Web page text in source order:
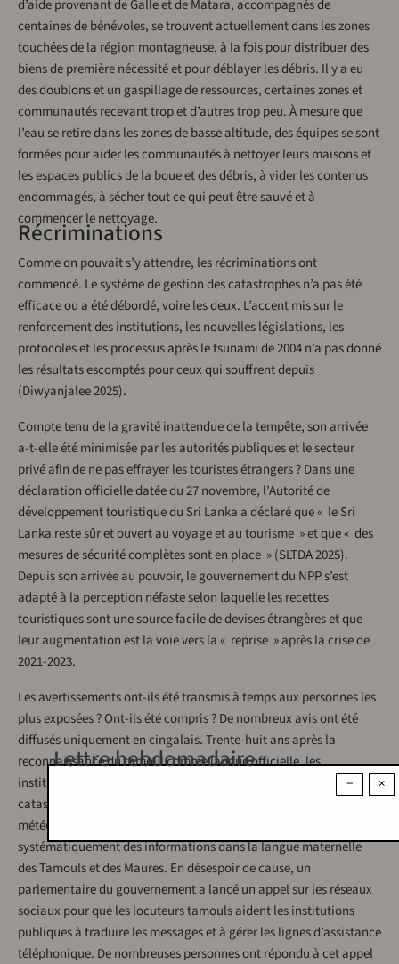
d’aide provenant de Galle et de Matara, accompagnés de
centaines de bénévoles, se trouvent actuellement dans les zones
touchées de la région montagneuse, à la fois pour distribuer des
biens de première nécessité et pour déblayer les débris. Il y a eu
des doublons et un gaspillage de ressources, certaines zones et
communautés recevant trop et d’autres trop peu. À mesure que
l’eau se retire dans les zones de basse altitude, des équipes se sont
formées pour aider les communautés à nettoyer leurs maisons et
les espaces publics de la boue et des débris, à vider les contenus
endommagés, à sécher tout ce qui peut être sauvé et à
commencer le nettoyage.
Récriminations
Comme on pouvait s’y attendre, les récriminations ont
commencé. Le système de gestion des catastrophes n’a pas été
efficace ou a été débordé, voire les deux. L’accent mis sur le
renforcement des institutions, les nouvelles législations, les
protocoles et les processus après le tsunami de 2004 n’a pas donné
les résultats escomptés pour ceux qui souffrent depuis
(Diwyanjalee 2025).
Compte tenu de la gravité inattendue de la tempête, son arrivée
a-t-elle été minimisée par les autorités publiques et le secteur
privé afin de ne pas effrayer les touristes étrangers ? Dans une
déclaration officielle datée du 27 novembre, l’Autorité de
développement touristique du Sri Lanka a déclaré que « le Sri
Lanka reste sûr et ouvert au voyage et au tourisme » et que « des
mesures de sécurité complètes sont en place » (SLTDA 2025).
Depuis son arrivée au pouvoir, le gouvernement du NPP s’est
adapté à la perception néfaste selon laquelle les recettes
touristiques sont une source facile de devises étrangères et que
leur augmentation est la voie vers la « reprise » après la crise de
2021-2023.
Les avertissements ont-ils été transmis à temps aux personnes les
plus exposées ? Ont-ils été compris ? De nombreux avis ont été
diffusés uniquement en cingalais. Trente-huit ans après la
reconnaissance du tamoul comme langue officielle, les
institutions publiques telles que le Centre de gestion des
catastrophes, le Département de l’irrigation et le Département
météorologique ne sont toujours pas en mesure de diffuser
systématiquement des informations dans la langue maternelle
des Tamouls et des Maures. En désespoir de cause, un
parlementaire du gouvernement a lancé un appel sur les réseaux
sociaux pour que les locuteurs tamouls aident les institutions
publiques à traduire les messages et à gérer les lignes d’assistance
téléphonique. De nombreuses personnes ont répondu à cet appel
×
−
Lettre hebdomadaire